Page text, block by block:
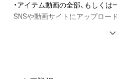
・アイテム動画の全部、もしく
SNSや動画サイトにアップロー
・アイテムの画像を使用してメ